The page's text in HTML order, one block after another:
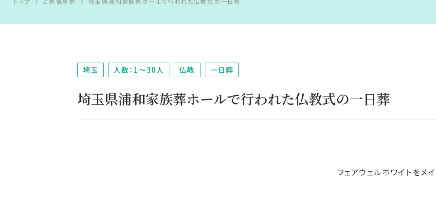
埼玉 人数：1～30人 仏教 一日葬
埼玉県浦和家族葬ホールで行われた仏教式の一日葬
フェアウェルホワイトをメ